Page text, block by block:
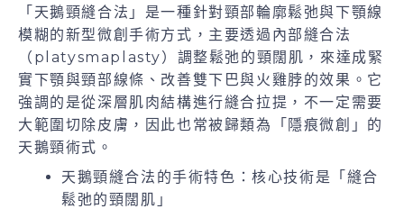
「天鵝頸縫合法」是一種針對頸部輪廓鬆弛與下顎線
模糊的新型微創手術方式，主要透過內部縫合法
（platysmaplasty）調整鬆弛的頸闊肌，來達成緊
實下顎與頸部線條、改善雙下巴與火雞脖的效果。它
強調的是從深層肌肉結構進行縫合拉提，不一定需要
大範圍切除皮膚，因此也常被歸類為「隱痕微創」的
天鵝頸術式。
天鵝頸縫合法的手術特色：核心技術是「縫合
鬆弛的頸闊肌」